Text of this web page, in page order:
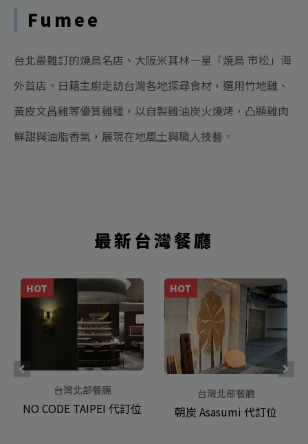
Fumee
台北最難訂的燒鳥名店、大阪米其林一星「焼鳥 市松」海
外首店。日籍主廚走訪台灣各地探尋食材，選用竹地雞、
黃皮文昌雞等優質雞種，以自製雞油炭火燒烤，凸顯雞肉
鮮甜與油脂香氣，展現在地風土與職人技藝。
最新台灣餐廳
HOT
台灣北部餐廳
NO CODE TAIPEI 代訂位
HOT
台灣北部餐廳
朝炭 Asasumi 代訂位